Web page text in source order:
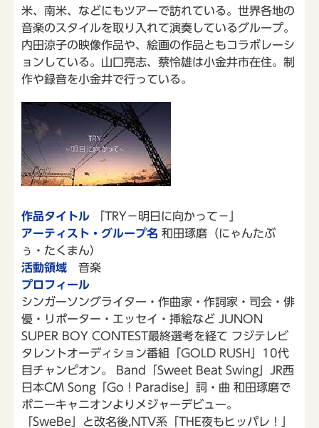
米、南米、などにもツアーで訪れている。世界各地の
音楽のスタイルを取り入れて演奏しているグループ。
内田涼子の映像作品や、絵画の作品ともコラボレーシ
ョンしている。山口亮志、蔡怜雄は小金井市在住。制
作や録音を小金井で行っている。
作品タイトル 「TRY－明日に向かって－」
アーティスト・グループ名 和田琢磨（にゃんたぶ
ぅ・たくまん）
活動領域 音楽
プロフィール
シンガーソングライター・作曲家・作詞家・司会・俳
優・リポーター・エッセイ・挿絵など JUNON
SUPER BOY CONTEST最終選考を経て フジテレビ
タレントオーディション番組「GOLD RUSH」10代
目チャンピオン。 Band「Sweet Beat Swing」JR西
日本CM Song「Go！Paradise」詞・曲 和田琢磨で
ポニーキャニオンよりメジャーデビュー。
「SweBe」と改名後,NTV系「THE夜もヒッパレ！」